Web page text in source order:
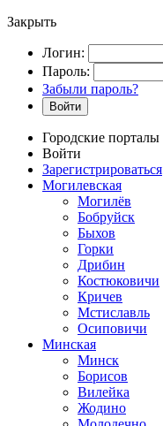
Закрыть
Логин:
Пароль:
Забыли пароль?
Войти
Городские порталы
Войти
Зарегистрироваться
Могилевская
Могилёв
Бобруйск
Быхов
Горки
Дрибин
Костюковичи
Кричев
Мстиславль
Осиповичи
Минская
Минск
Борисов
Вилейка
Жодино